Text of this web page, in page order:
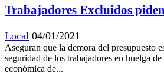
Trabajadores Excluidos
Local 04/01/2021
Aseguran que la demora del presupuesto
seguridad de los trabajadores en huelga
económica de...